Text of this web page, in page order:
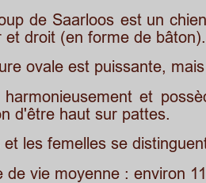
de Saarloos est un
et droit (en forme de bâton).
ovale est puissante,
harmonieusement et
d'être haut sur pattes.
et les femelles se
de vie moyenne : environ